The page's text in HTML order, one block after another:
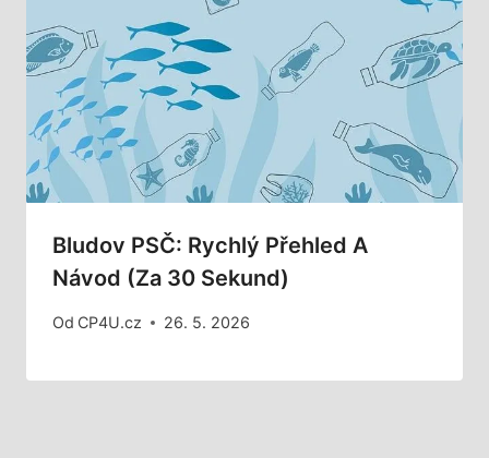
Bludov PSČ: Rychlý Přehled A
Návod (za 30 Sekund)
Od CP4U.cz 26. 5. 2026